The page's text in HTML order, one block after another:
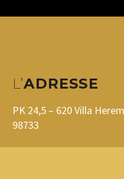
L’ADRESSE
PK 24,5 – 620 Villa
98733